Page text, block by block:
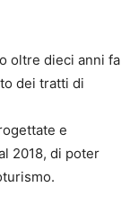
oltre dieci anni fa
dei tratti di
e
2018, di poter